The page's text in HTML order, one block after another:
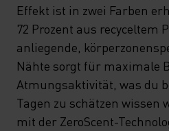
Effekt ist in zwei Farben
72 Prozent aus recyceltem
anliegende,
Nähte sorgt für maximale
Atmungsaktivität, was du
Tagen zu schätzen wissen
mit der ZeroScent-